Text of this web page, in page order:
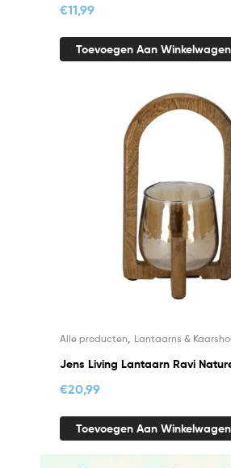
€11,99
Toevoegen Aan Winkelwagen
Alle producten Lantaarns &
Jens Living Lantaarn Ravi
€20,99
Toevoegen Aan Winkelwagen